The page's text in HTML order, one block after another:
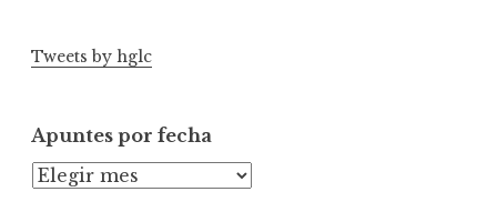
Tweets by hglc
Apuntes por fecha
A